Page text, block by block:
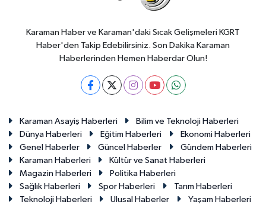
Karaman Haber ve Karaman'daki Sıcak Gelişmeleri KGRT
Haber'den Takip Edebilirsiniz. Son Dakika Karaman
Haberlerinden Hemen Haberdar Olun!
Karaman Asayiş Haberleri
Bilim ve Teknoloji Haberleri
Dünya Haberleri
Eğitim Haberleri
Ekonomi Haberleri
Genel Haberler
Güncel Haberler
Gündem Haberleri
Karaman Haberleri
Kültür ve Sanat Haberleri
Magazin Haberleri
Politika Haberleri
Sağlık Haberleri
Spor Haberleri
Tarım Haberleri
Teknoloji Haberleri
Ulusal Haberler Yaşam Haberleri